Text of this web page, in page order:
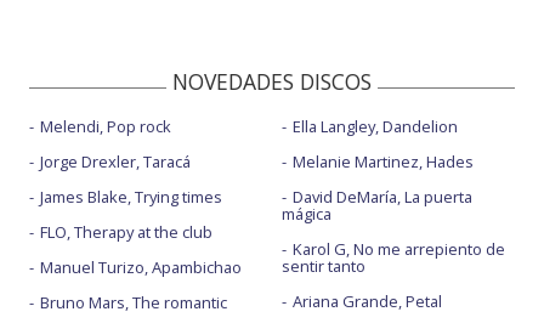
NOVEDADES DISCOS
Melendi, Pop rock
Jorge Drexler, Taracá
James Blake, Trying times
FLO, Therapy at the club
Manuel Turizo, Apambichao
Bruno Mars, The romantic
Ella Langley, Dandelion
Melanie Martinez, Hades
David DeMaría, La puerta
mágica
Karol G, No me arrepiento de
sentir tanto
Ariana Grande, Petal